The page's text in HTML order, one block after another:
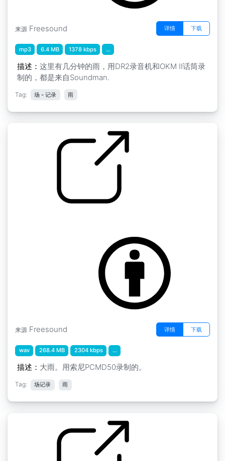
来源 Freesound 详情 下载
mp3 6.4 MB 1378 kbps ...
描述： 这里有几分钟的雨，用DR2录音机和OKM II话筒录
制的，都是来自Soundman.
Tag: 场 - 记录 雨
来源 Freesound 详情 下载
wav 268.4 MB 2304 kbps ...
描述： 大雨。用索尼PCMD50录制的。
Tag: 场记录 雨